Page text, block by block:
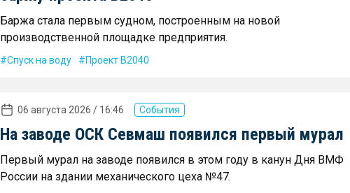
Баржа стала первым судном, построенным на новой
производственной площадке предприятия.
Спуск на воду Проект В2040
06 августа 2026 / 16:46 События
На заводе ОСК Севмаш появился первый мурал
Первый мурал на заводе появился в этом году в канун Дня ВМФ
России на здании механического цеха №47.